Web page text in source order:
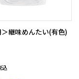
継味めんたい(有色)
込